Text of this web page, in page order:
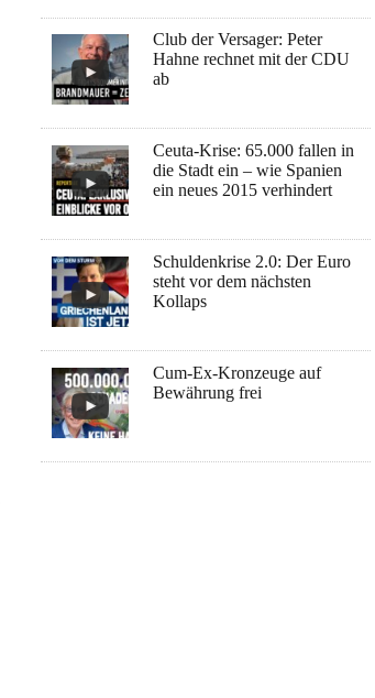
Club der Versager: Peter
Hahne rechnet mit der CDU
ab
Ceuta-Krise: 65.000 fallen in
die Stadt ein – wie Spanien
ein neues 2015 verhindert
Schuldenkrise 2.0: Der Euro
steht vor dem nächsten
Kollaps
Cum-Ex-Kronzeuge auf
Bewährung frei